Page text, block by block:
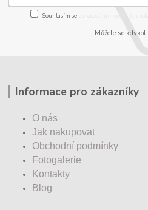
Souhlasím se
Můžete se
Informace pro zákazníky
O nás
Jak nakupovat
Obchodní podmínky
Fotogalerie
Kontakty
Blog